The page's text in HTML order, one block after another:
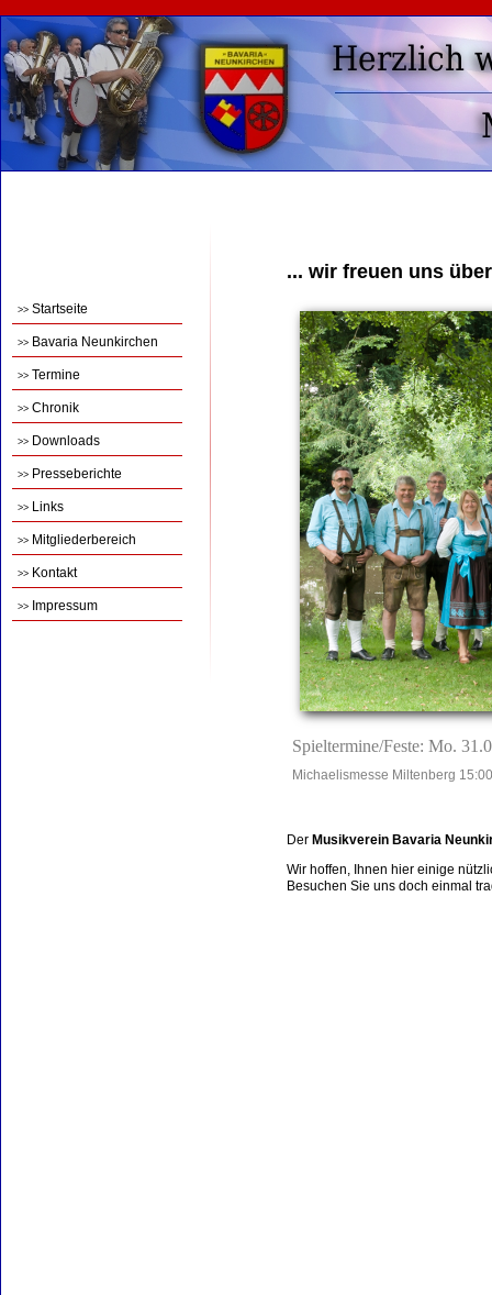
>> Startseite
>> Bavaria Neunkirchen
>> Termine
>> Chronik
>> Downloads
>> Presseberichte
>> Links
>> Mitgliederbereich
>> Kontakt
>> Impressum
... wir freuen uns
Spieltermine/Feste: Mo.
Michaelismesse Miltenberg
Der Musikverein Bavaria
Wir hoffen, Ihnen hier einige
Besuchen Sie uns doch einmal